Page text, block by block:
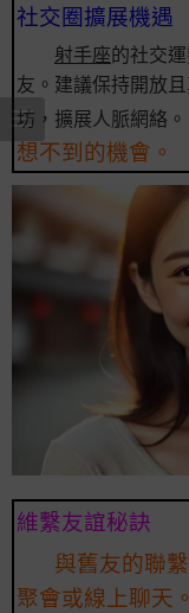
社交圈擴展機遇
射手座的社交
友。建議保持開放
坊，擴展人脈網絡。
想不到的機會。
維繫友誼秘訣
與舊友的聯
聚會或線上聊天。